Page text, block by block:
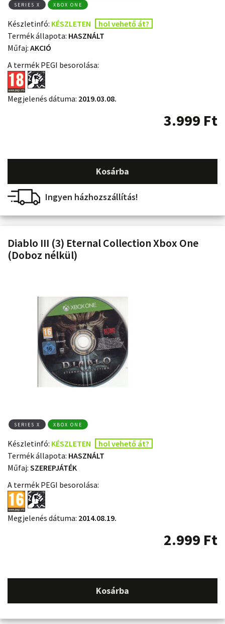
SERIES X XBOX ONE
Készletinfó: KÉSZLETEN
hol vehető át?
Termék állapota: HASZNÁLT
Műfaj: AKCIÓ
A termék PEGI besorolása:
Megjelenés dátuma: 2019.03.08.
3.999 Ft
Kosárba
Ingyen házhozszállítás!
Diablo III (3) Eternal Collection Xbox One
(Doboz nélkül)
SERIES X XBOX ONE
Készletinfó: KÉSZLETEN
hol vehető át?
Termék állapota: HASZNÁLT
Műfaj: SZEREPJÁTÉK
A termék PEGI besorolása:
Megjelenés dátuma: 2014.08.19.
2.999 Ft
Kosárba